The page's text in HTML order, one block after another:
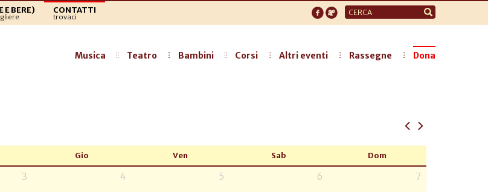
E BERE) CONTATTI
trovaci
Form
di
Musica Teatro Bambini Corsi Altri eventi Rassegne Dona
Gio Ven Sab Dom
3 4 5 6 7